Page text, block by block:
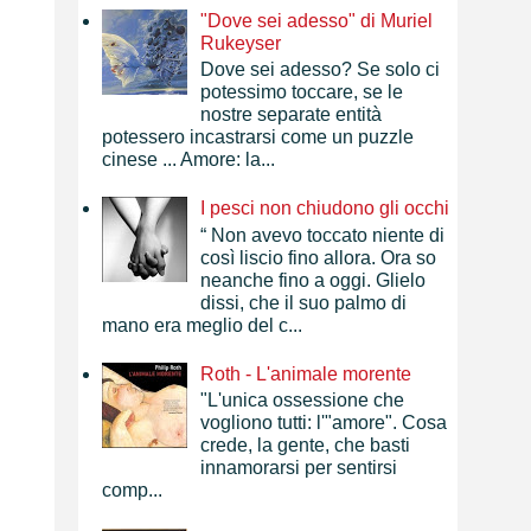
"Dove sei adesso" di Muriel
Rukeyser
Dove sei adesso? Se solo ci
potessimo toccare, se le
nostre separate entità
potessero incastrarsi come un puzzle
cinese ... Amore: la...
I pesci non chiudono gli occhi
“ Non avevo toccato niente di
così liscio fino allora. Ora so
neanche fino a oggi. Glielo
dissi, che il suo palmo di
mano era meglio del c...
Roth - L'animale morente
"L'unica ossessione che
vogliono tutti: l'"amore". Cosa
crede, la gente, che basti
innamorarsi per sentirsi
comp...